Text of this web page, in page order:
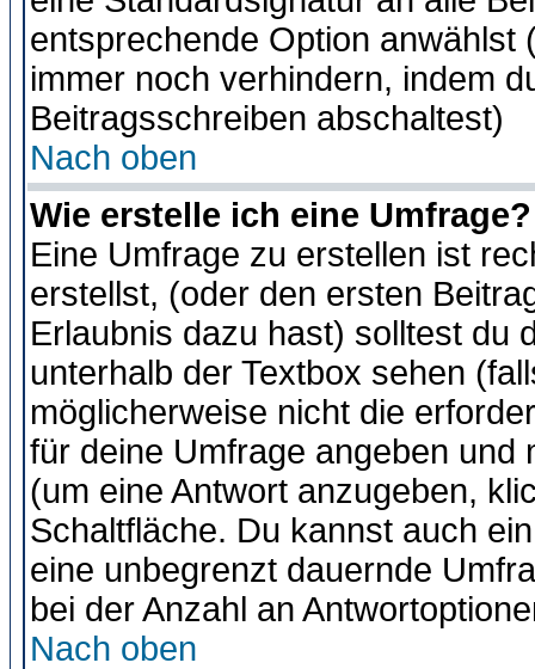
entsprechende Option anwählst
immer noch verhindern, indem
Beitragsschreiben abschaltest)
Nach oben
Wie erstelle ich eine Umfrage?
Eine Umfrage zu erstellen ist
erstellst, (oder den ersten
Erlaubnis dazu hast) solltest du
unterhalb der Textbox sehen
möglicherweise nicht die
für deine Umfrage angeben und
(um eine Antwort anzugeben,
Schaltfläche. Du kannst auch
eine unbegrenzt dauernde
bei der Anzahl an
Nach oben